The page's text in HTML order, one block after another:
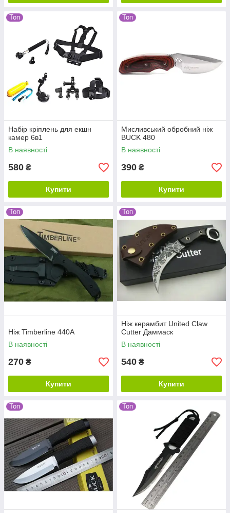
Топ
Набір кріплень для екшн
камер 6в1
В наявності
580 ₴
Купити
Топ
Мисливський обробний ніж
BUCK 480
В наявності
390 ₴
Купити
Топ
Ніж Timberline 440A
В наявності
270 ₴
Купити
Топ
Ніж керамбит United Claw
Cutter Даммаск
В наявності
540 ₴
Купити
Топ Топ